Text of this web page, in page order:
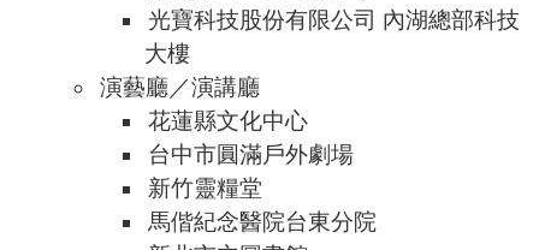
光寶科技股份有限公司 內湖總部科技
大樓
演藝廳／演講廳
花蓮縣文化中心
台中市圓滿戶外劇場
新竹靈糧堂
馬偕紀念醫院台東分院